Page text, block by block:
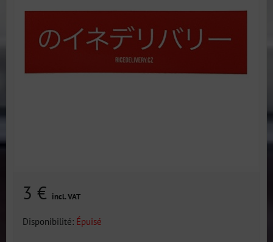
3 € incl. VAT
Disponibilité: Épuisé